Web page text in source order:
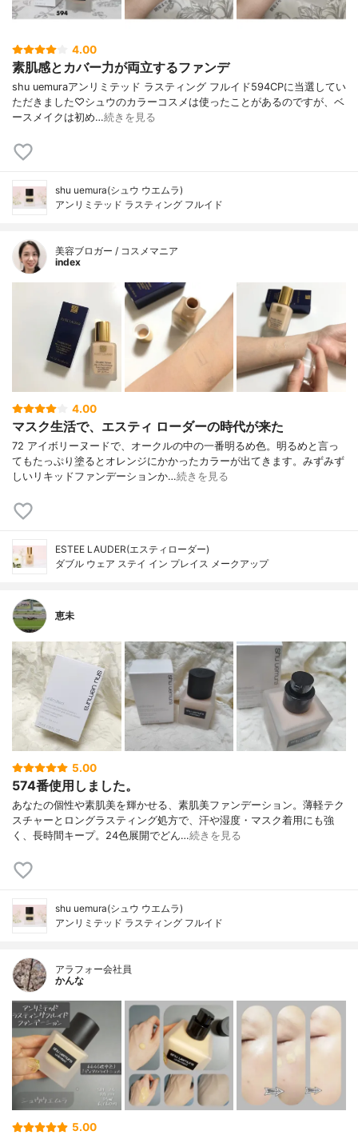
4.00
素肌感とカバー力が両立するファンデ
shu uemuraアンリミテッド ラスティング フルイド594CPに当選してい
ただきました♡シュウのカラーコスメは使ったことがあるのですが、ベ
ースメイクは初め…続きを見る
shu uemura(シュウ ウエムラ)
アンリミテッド ラスティング フルイド
美容ブロガー / コスメマニア
index
4.00
マスク生活で、エスティ ローダーの時代が来た
72 アイボリーヌードで、オークルの中の一番明るめ色。明るめと言っ
てもたっぷり塗るとオレンジにかかったカラーが出てきます。みずみず
しいリキッドファンデーションか…続きを見る
ESTEE LAUDER(エスティローダー)
ダブル ウェア ステイ イン プレイス メークアップ
恵未
5.00
574番使用しました。
あなたの個性や素肌美を輝かせる、素肌美ファンデーション。薄軽テク
スチャーとロングラスティング処方で、汗や湿度・マスク着用にも強
く、長時間キープ。24色展開でどん…続きを見る
shu uemura(シュウ ウエムラ)
アンリミテッド ラスティング フルイド
アラフォー会社員
かんな
5.00